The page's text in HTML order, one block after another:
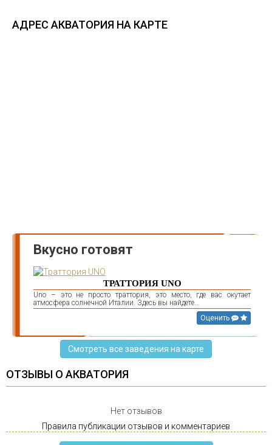
АДРЕС АКВАТОРИЯ НА КАРТЕ
Вкусно готовят
ТРАТТОРИЯ UNO
Uno – это не просто траттория, это место, где вас окутает
атмосфера солнечной Италии. Здесь вы найдете...
Оценить
Смотреть все заведения на карте
ОТЗЫВЫ О АКВАТОРИЯ
Нет отзывов
Правила публикации отзывов и комментариев